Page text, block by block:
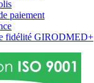
paiement
fidélité GIRODMED+